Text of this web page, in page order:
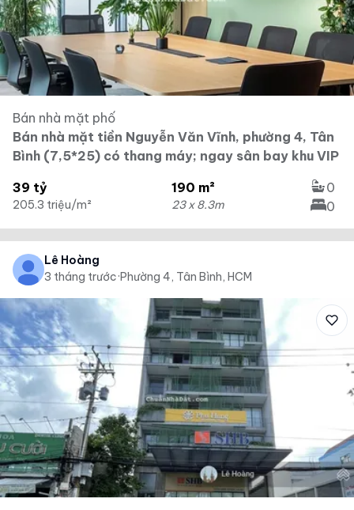
Bán nhà mặt phố
Bán nhà mặt tiền Nguyễn Văn Vĩnh, phường 4, Tân
Bình (7,5*25) có thang máy; ngay sân bay khu VIP
39 tỷ
205.3 triệu/m²
190 m²
23 x 8.3m
0
0
Lê Hoàng
3 tháng trước·Phường 4, Tân Bình, HCM